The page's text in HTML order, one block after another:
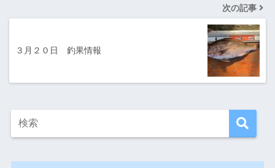
次の記事
３月２０日 釣果情報